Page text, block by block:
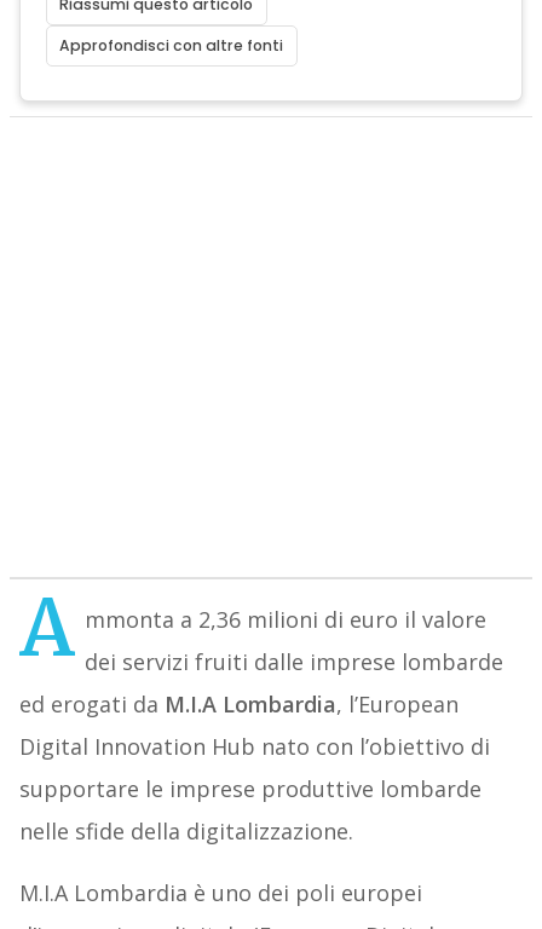
Riassumi questo articolo
Approfondisci con altre fonti
A mmonta a 2,36 milioni di euro il valore
dei servizi fruiti dalle imprese lombarde
ed erogati da M.I.A Lombardia, l’European
Digital Innovation Hub nato con l’obiettivo di
supportare le imprese produttive lombarde
nelle sfide della digitalizzazione.
M.I.A Lombardia è uno dei poli europei